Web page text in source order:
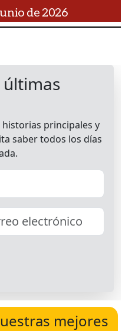
de 2026
mejores